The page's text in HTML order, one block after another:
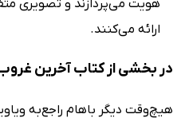
هویت می‌پردازند و تصویری
ارائه می‌کنند.
در بخشی از کتاب آخرین
هیچ‌وقت دیگر باهام راجع‌به